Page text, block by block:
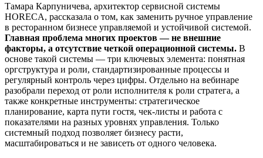
Тамара Карпуничева, архитектор сервисной системы
HORECA, рассказала о том, как заменить ручное управление
в ресторанном бизнесе управляемой и устойчивой системой.
Главная проблема многих проектов — не внешние
факторы, а отсутствие четкой операционной системы. В
основе такой системы — три ключевых элемента: понятная
оргструктура и роли, стандартизированные процессы и
регулярный контроль через цифры. Отдельно на вебинаре
разобрали переход от роли исполнителя к роли стратега, а
также конкретные инструменты: стратегическое
планирование, карта пути гостя, чек-листы и работа с
показателями на разных уровнях управления. Только
системный подход позволяет бизнесу расти,
масштабироваться и не зависеть от одного человека.